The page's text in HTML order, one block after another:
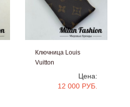
Ключница Louis
Vuitton
Цена:
12 000 РУБ.